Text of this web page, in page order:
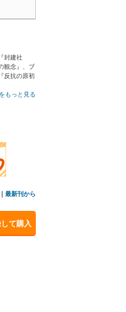
封建社
観念』、ブ
反抗の原初
もっと見る
最新刊から
て購入